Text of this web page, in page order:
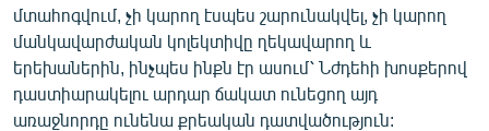
մտահոգվում, չի կարող էսպես շարունակվել, չի կարող
մանկավարժական կոլեկտիվը ղեկավարող և
երեխաներին, ինչպես ինքն էր ասում՝ Նժդեհի խոսքերով
դաստիարակելու արդար ճակատ ունեցող այդ
առաջնորդը ունենա քրեական դատվածություն: